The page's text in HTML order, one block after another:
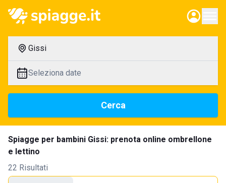
Gissi
Seleziona date
Cerca
Spiagge per bambini Gissi: prenota online ombrellone
e lettino
22 Risultati